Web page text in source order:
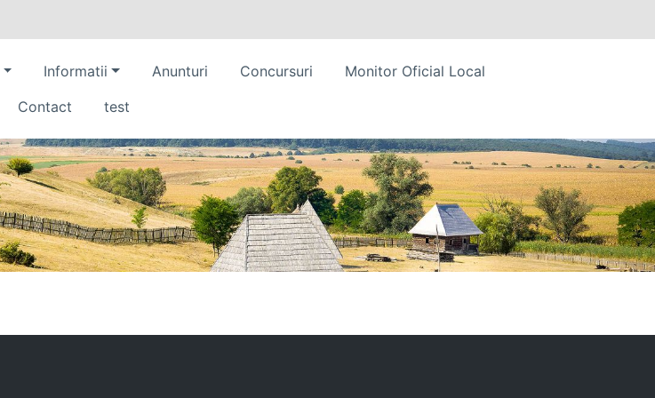
Informatii Anunturi Concursuri
Monitor Oficial Local
Contact test